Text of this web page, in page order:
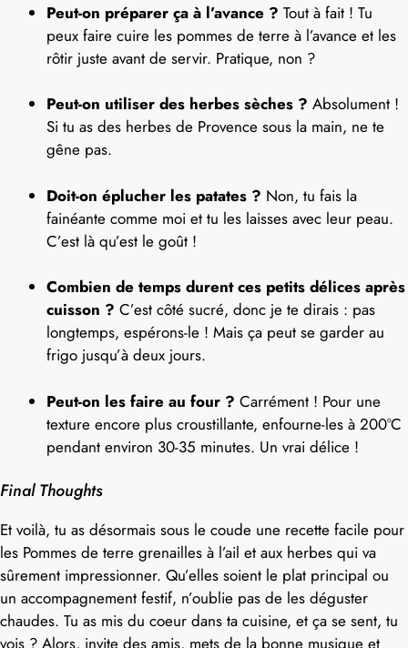
Peut-on préparer ça à l’avance ? Tout à fait ! Tu
peux faire cuire les pommes de terre à l’avance et les
rôtir juste avant de servir. Pratique, non ?
Peut-on utiliser des herbes sèches ? Absolument !
Si tu as des herbes de Provence sous la main, ne te
gêne pas.
Doit-on éplucher les patates ? Non, tu fais la
fainéante comme moi et tu les laisses avec leur peau.
C’est là qu’est le goût !
Combien de temps durent ces petits délices après
cuisson ? C’est côté sucré, donc je te dirais : pas
longtemps, espérons-le ! Mais ça peut se garder au
frigo jusqu’à deux jours.
Peut-on les faire au four ? Carrément ! Pour une
texture encore plus croustillante, enfourne-les à 200°C
pendant environ 30-35 minutes. Un vrai délice !
Final Thoughts
Et voilà, tu as désormais sous le coude une recette facile pour
les Pommes de terre grenailles à l’ail et aux herbes qui va
sûrement impressionner. Qu’elles soient le plat principal ou
un accompagnement festif, n’oublie pas de les déguster
chaudes. Tu as mis du coeur dans ta cuisine, et ça se sent, tu
vois ? Alors, invite des amis, mets de la bonne musique et